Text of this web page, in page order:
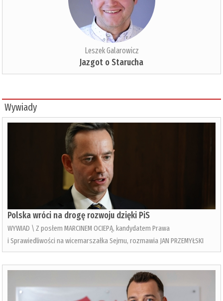
Leszek Galarowicz
Jazgot o Starucha
Wywiady
Polska wróci na drogę rozwoju dzięki PiS
WYWIAD \ Z posłem MARCINEM OCIEPĄ, kandydatem Prawa
i Sprawiedliwości na wicemarszałka Sejmu, rozmawia JAN PRZEMYŁSKI